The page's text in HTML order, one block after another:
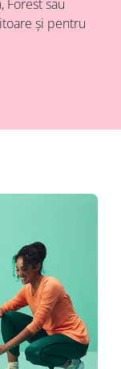
Forest sau
și pentru